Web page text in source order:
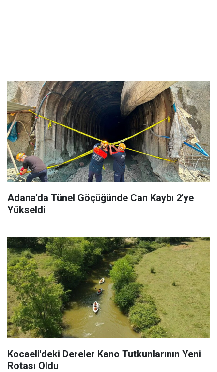
Adana'da Tünel Göçüğünde Can Kaybı 2'ye
Yükseldi
Kocaeli'deki Dereler Kano Tutkunlarının Yeni
Rotası Oldu